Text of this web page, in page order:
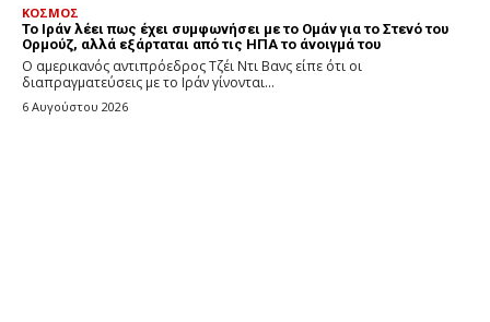
ΚΟΣΜΟΣ
Το Ιράν λέει πως έχει συμφωνήσει με το Ομάν για το Στενό του
Ορμούζ, αλλά εξάρταται από τις ΗΠΑ το άνοιγμά του
Ο αμερικανός αντιπρόεδρος Τζέι Ντι Βανς είπε ότι οι
διαπραγματεύσεις με το Ιράν γίνονται...
6 Αυγούστου 2026